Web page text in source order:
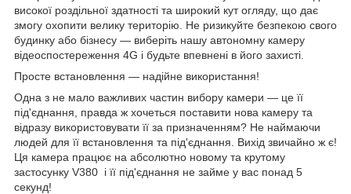
високої роздільної здатності та широкий кут огляду, що дає
змогу охопити велику територію. Не ризикуйте безпекою свого
будинку або бізнесу — виберіть нашу автономну камеру
відеоспостереження 4G і будьте впевнені в його захисті.
Просте встановлення — надійне використання!
Одна з не мало важливих частин вибору камери — це її
під'єднання, правда ж хочеться поставити нова камеру та
відразу використовувати її за призначенням? Не наймаючи
людей для її встановлення та під'єднання. Вихід звичайно ж є!
Ця камера працює на абсолютно новому та крутому
застосунку V380 і її під'єднання не займе у вас понад 5
секунд!